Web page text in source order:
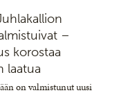
–
korostaa
laatua
on valmistunut uusi